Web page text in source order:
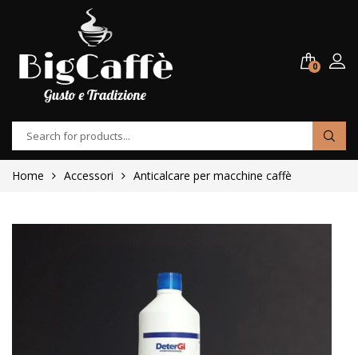
0
Home Accessori Anticalcare per macchine caffè